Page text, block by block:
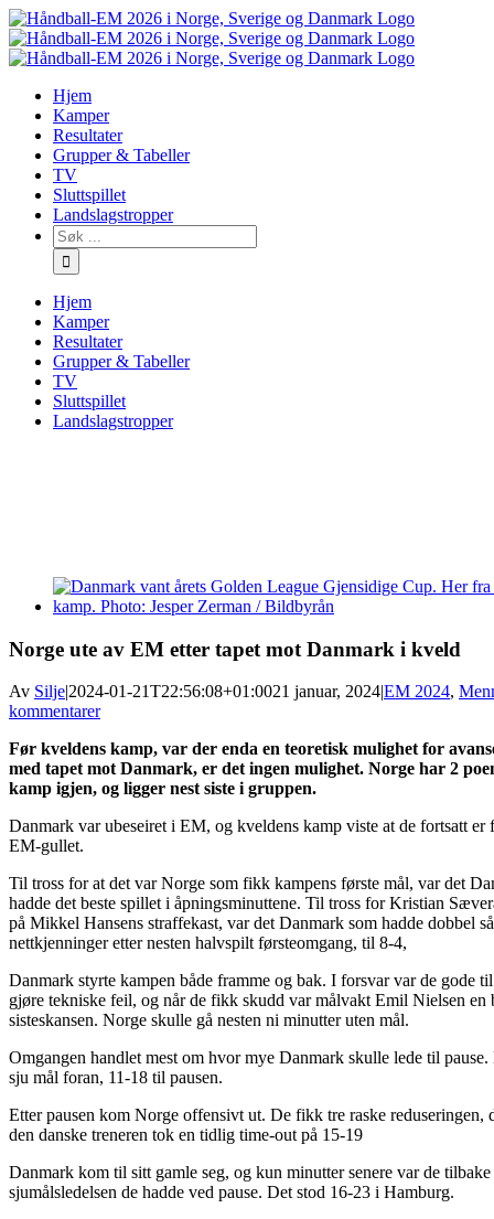
Skip
to
content
Hjem
Kamper
Resultater
Grupper & Tabeller
TV
Sluttspillet
Landslagstropper
Søk
…
Hjem
Kamper
Resultater
Grupper & Tabeller
TV
Sluttspillet
Landslagstropper
View
Larger
Norge ute av EM etter tapet mot Danmark i kveld
Av Silje|2024-01-21T22:56:08+01:0021 januar, 2024|EM 2024,
kommentarer
Før kveldens kamp, var der enda en teoretisk mulighet for
med tapet mot Danmark, er det ingen mulighet. Norge har 2
kamp igjen, og ligger nest siste i gruppen.
Danmark var ubeseiret i EM, og kveldens kamp viste at de fortsatt er
EM-gullet.
Til tross for at det var Norge som fikk kampens første mål, var det
hadde det beste spillet i åpningsminuttene. Til tross for Kristian
på Mikkel Hansens straffekast, var det Danmark som hadde dobbel
nettkjenninger etter nesten halvspilt førsteomgang, til 8-4,
Danmark styrte kampen både framme og bak. I forsvar var de gode
gjøre tekniske feil, og når de fikk skudd var målvakt Emil Nielsen en
sisteskansen. Norge skulle gå nesten ni minutter uten mål.
Omgangen handlet mest om hvor mye Danmark skulle lede til pause.
sju mål foran, 11-18 til pausen.
Etter pausen kom Norge offensivt ut. De fikk tre raske reduseringen,
den danske treneren tok en tidlig time-out på 15-19
Danmark kom til sitt gamle seg, og kun minutter senere var de
sjumålsledelsen de hadde ved pause. Det stod 16-23 i Hamburg.